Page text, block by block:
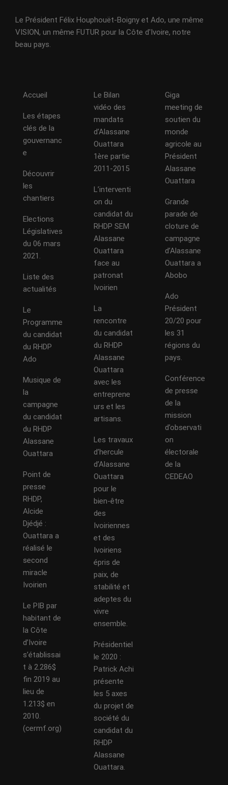
Le Président Félix Houphouët-Boigny et Ado, une même
VISION, un même FUTUR pour la Côte d'Ivoire, notre
beau pays.
Accueil
Les étapes
clés de la
gouvernanc
e
Découvrir
les
chantiers
Elections
Législatives
du 06 mars
2021.
Liste des
actualités
Le
Programme
du candidat
du RHDP
Ado
Musique de
la
campagne
du candidat
du RHDP
Alassane
Ouattara
Point de
presse
RHDP,
Alcide
Djédjé :
Ouattara a
réalisé le
second
miracle
Ivoirien
Le PIB par
habitant de
la Côte
d’Ivoire
s’établissai
t à 2.286$
fin 2019 au
lieu de
1.213$ en
2010.
(cermf.org)
Le Bilan
vidéo des
mandats
d’Alassane
Ouattara
1ère partie
2011-2015
L’interventi
on du
candidat du
RHDP SEM
Alassane
Ouattara
face au
patronat
Ivoirien
La
rencontre
du candidat
du RHDP
Alassane
Ouattara
avec les
entreprene
urs et les
artisans.
Les travaux
d’hercule
d’Alassane
Ouattara
pour le
bien-être
des
Ivoiriennes
et des
Ivoiriens
épris de
paix, de
stabilité et
adeptes du
vivre
ensemble.
Présidentiel
le 2020 :
Patrick Achi
présente
les 5 axes
du projet de
société du
candidat du
RHDP
Alassane
Ouattara.
Giga
meeting de
soutien du
monde
agricole au
Président
Alassane
Ouattara
Grande
parade de
cloture de
campagne
d’Alassane
Ouattara a
Abobo
Ado
Président
20/20 pour
les 31
régions du
pays.
Conférence
de presse
de la
mission
d’observati
on
électorale
de la
CEDEAO